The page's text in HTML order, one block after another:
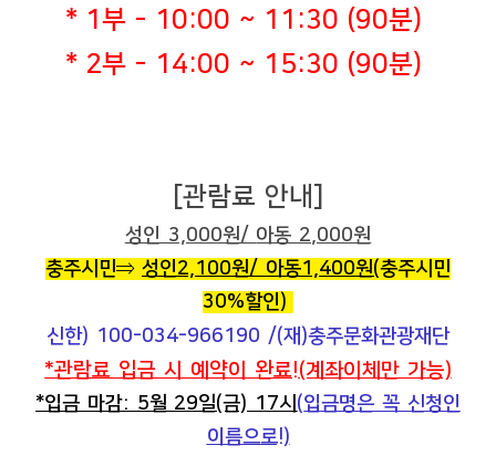
* 1부 - 10:00 ~ 11:30 (90분)
* 2부 - 14:00 ~ 15:30 (90분)
[관람료 안내]
성인 3,000원/ 아동 2,000원
충주시민⇒ 성인2,100원/ 아동1,400원(충주시민
30%할인)
신한) 100-034-966190 /(재)충주문화관광재단
*관람료 입금 시 예약이 완료!(계좌이체만 가능)
*입금 마감: 5월 29일(금) 17시 (입금명은 꼭 신청인
이름으로!)